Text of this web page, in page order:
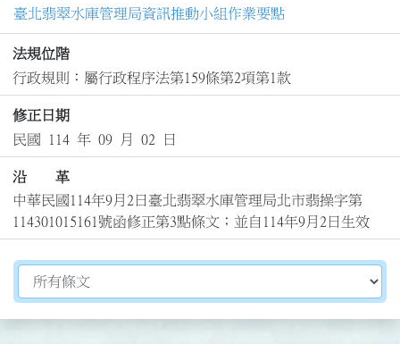
臺北翡翠水庫管理局資訊推動小組作業要點
法規位階
行政規則：屬行政程序法第159條第2項第1款
修正日期
民國 114 年 09 月 02 日
沿 革
中華民國114年9月2日臺北翡翠水庫管理局北市翡操字第
114301015161號函修正第3點條文；並自114年9月2日生效
切換選擇法規資訊內容